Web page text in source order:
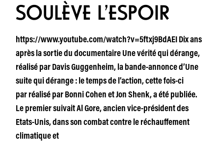
SOULÈVE L’ESPOIR
https://www.youtube.com/watch?v=5ftxj9BdAEI Dix ans
après la sortie du documentaire Une vérité qui dérange,
réalisé par Davis Guggenheim, la bande-annonce d’Une
suite qui dérange : le temps de l’action, cette fois-ci
par réalisé par Bonni Cohen et Jon Shenk, a été publiée.
Le premier suivait Al Gore, ancien vice-président des
Etats-Unis, dans son combat contre le réchauffement
climatique et